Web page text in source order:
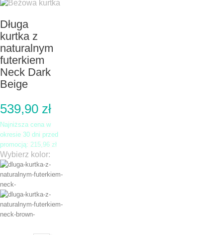
Długa
kurtka z
naturalnym
futerkiem
Neck Dark
Beige
539,90 zł
Najniższa cena w
okresie 30 dni przed
promocją: 215,96 zł
Wybierz kolor: